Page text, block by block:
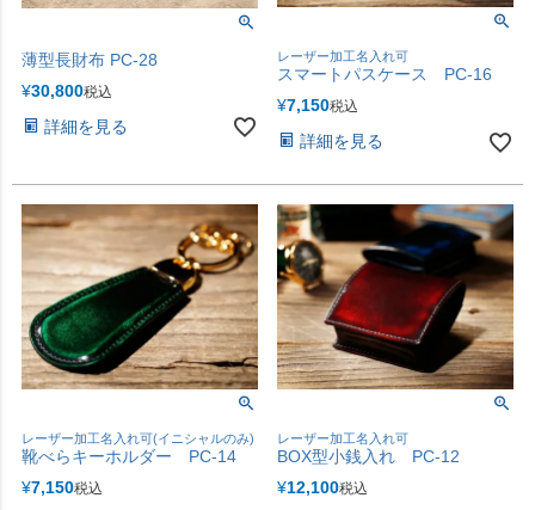
薄型長財布 PC-28
¥30,800税込
詳細を見る
レーザー加工名入れ可
スマートパスケース PC-16
¥7,150税込
詳細を見る
レーザー加工名入れ可(イニシャルのみ)
靴べらキーホルダー PC-14
¥7,150税込
レーザー加工名入れ可
BOX型小銭入れ PC-12
¥12,100税込